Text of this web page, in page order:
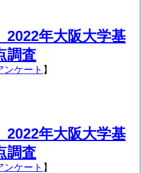
2022年大阪大学基
調査
ンケート 】
2022年大阪大学基
調査
ンケート 】